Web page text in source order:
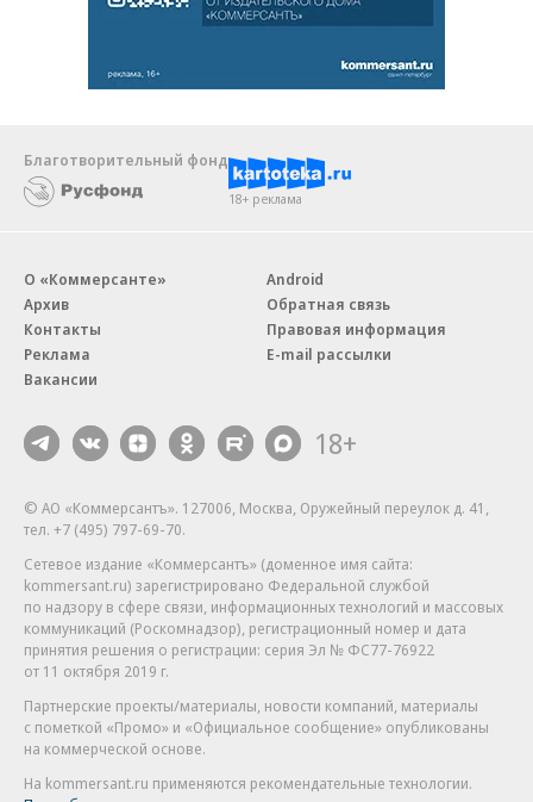
Благотворительный фонд
18+ реклама
О «Коммерсанте»
Архив
Контакты
Реклама
Вакансии
Android
Обратная связь
Правовая информация
E-mail рассылки
18+
© АО «Коммерсантъ». 127006, Москва, Оружейный переулок д. 41,
тел. +7 (495) 797-69-70.
Сетевое издание «Коммерсантъ» (доменное имя сайта:
kommersant.ru) зарегистрировано Федеральной службой
по надзору в сфере связи, информационных технологий и массовых
коммуникаций (Роскомнадзор), регистрационный номер и дата
принятия решения о регистрации: серия Эл № ФС77-76922
от 11 октября 2019 г.
Партнерские проекты/материалы, новости компаний, материалы
с пометкой «Промо» и «Официальное сообщение» опубликованы
на коммерческой основе.
На kommersant.ru применяются рекомендательные технологии.